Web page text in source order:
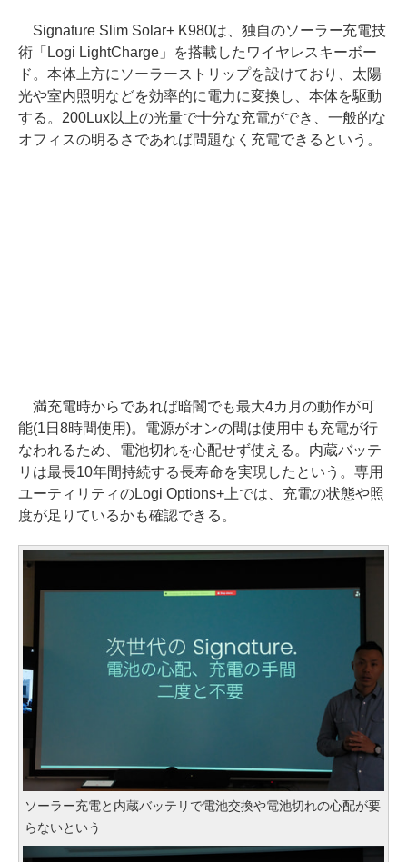
Signature Slim Solar+ K980は、独自のソーラー充電技
術「Logi LightCharge」を搭載したワイヤレスキーボー
ド。本体上方にソーラーストリップを設けており、太陽
光や室内照明などを効率的に電力に変換し、本体を駆動
する。200Lux以上の光量で十分な充電ができ、一般的な
オフィスの明るさであれば問題なく充電できるという。
満充電時からであれば暗闇でも最大4カ月の動作が可
能(1日8時間使用)。電源がオンの間は使用中も充電が行
なわれるため、電池切れを心配せず使える。内蔵バッテ
リは最長10年間持続する長寿命を実現したという。専用
ユーティリティのLogi Options+上では、充電の状態や照
度が足りているかも確認できる。
ソーラー充電と内蔵バッテリで電池交換や電池切れの心配が要
らないという